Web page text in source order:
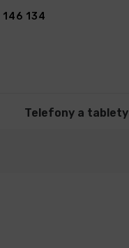
134
Telefony a tablety